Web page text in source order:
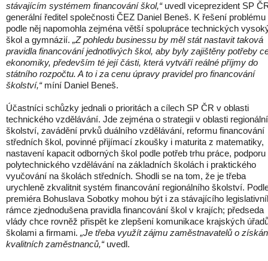
stávajícím systémem financování škol,“uvedl viceprezident SP
generální ředitel společnosti ČEZ Daniel Beneš. K řešení problému
podle něj napomohla zejména větší spolupráce technických
škol a gymnázií. „Z pohledu businessu by měl stát nastavit taková
pravidla financování jednotlivých škol, aby byly zajištěny potřeby
ekonomiky, především té její části, která vytváří reálné příjmy do
státního rozpočtu. A to i za cenu úpravy pravidel pro financování
školství,“míní Daniel Beneš.
Účastníci schůzky jednali o prioritách a cílech SP ČR v oblasti
technického vzdělávání. Jde zejména o strategii v oblasti
školství, zavádění prvků duálního vzdělávání, reformu financování
středních škol, povinné přijímací zkoušky i maturita z matematiky,
nastavení kapacit odborných škol podle potřeb trhu práce, podporu
polytechnického vzdělávání na základních školách i praktického
vyučování na školách středních. Shodli se na tom, že je třeba
urychleně zkvalitnit systém financování regionálního školství.
premiéra Bohuslava Sobotky mohou být i za stávajícího
rámce zjednodušena pravidla financování škol v krajích; předseda
vlády chce rovněž přispět ke zlepšení komunikace krajských
školami a firmami. „Je třeba využít zájmu zaměstnavatelů o
kvalitních zaměstnanců,“ uvedl.